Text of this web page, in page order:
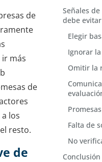
de
más
de
los
resto.
de
Señales
debe evitar
Elegir
Ignorar
Omitir la
Falta de
No
Conclusión